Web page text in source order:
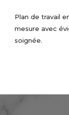
Plan de travail
mesure avec
soignée.